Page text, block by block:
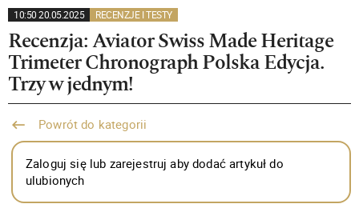
10:50 20.05.2025 RECENZJE I TESTY
Recenzja: Aviator Swiss Made Heritage
Trimeter Chronograph Polska Edycja.
Trzy w jednym!
Powrót do kategorii
Zaloguj się lub zarejestruj aby dodać artykuł do
ulubionych